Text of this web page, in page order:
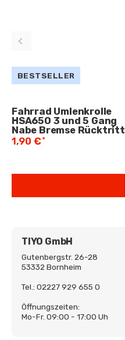
BESTSELLER
Fahrrad Umlenkrolle
HSA650 3 und 5 Gang
Nabe Bremse Rücktritt
1,90 €*
TIYO GmbH
Gutenbergstr. 26-28
53332 Bornheim
Tel.: 02227 929 655 0
Öffnungszeiten:
Mo-Fr. 09:00 - 17:00 Uh